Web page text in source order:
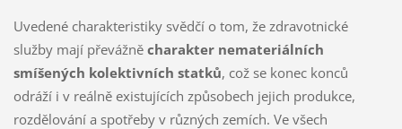
Uvedené charakteristiky svědčí o tom, že zdravotnické
služby mají převážně charakter nemateriálních
smíšených kolektivních statků, což se konec konců
odráží i v reálně existujících způsobech jejich produkce,
rozdělování a spotřeby v různých zemích. Ve všech